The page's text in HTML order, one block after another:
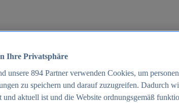
Ihre Privatsphäre
unsere 894 Partner verwenden Cookies, um
zu speichern und darauf zuzugreifen. Dadurch
und aktuell ist und die Website ordnungsgemäß